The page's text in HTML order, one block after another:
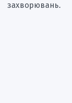
захворювань.